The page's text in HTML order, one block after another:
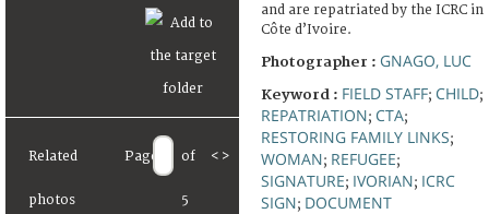
Related
photos
Page of
5
< >
and are repatriated by the ICRC in
Côte d’Ivoire.
Photographer : GNAGO, LUC
Keyword : FIELD STAFF; CHILD;
REPATRIATION; CTA;
RESTORING FAMILY LINKS;
WOMAN; REFUGEE;
SIGNATURE; IVORIAN; ICRC
SIGN; DOCUMENT